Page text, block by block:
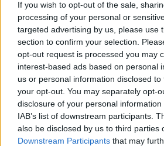
If you wish to opt-out of the sale,
processing of your personal or
targeted advertising by us, please use
section to confirm your selection.
opt-out request is processed you may
interest-based ads based on personal
us or personal information disclosed
your opt-out. You may separately opt-
disclosure of your personal
IAB’s list of downstream participants.
also be disclosed by us to third parties
Downstream Participants that may